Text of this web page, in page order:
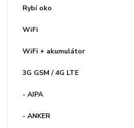
Rybí oko
WiFi
WiFi + akumulátor
3G GSM / 4G LTE
- AIPA
- ANKER